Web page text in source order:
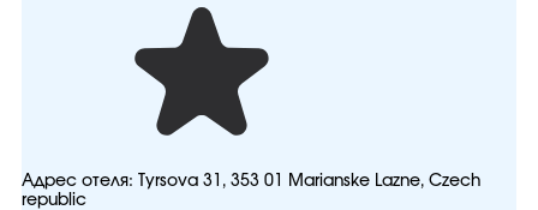
Адрес отеля:
Tyrsova 31, 353 01 Marianske Lazne, Czech
republic